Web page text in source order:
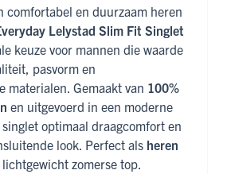
comfortabel en duurzaam heren
Lelystad Slim Fit Singlet
keuze voor mannen die waarde
pasvorm en
materialen. Gemaakt van 100%
en uitgevoerd in een moderne
optimaal draagcomfort en
look. Perfect als heren
zomerse top.